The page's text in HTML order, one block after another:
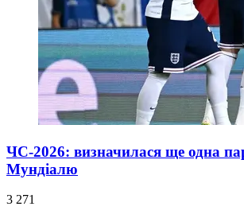
ЧС-2026: визначилася ще одна
Мундіалю
3 271